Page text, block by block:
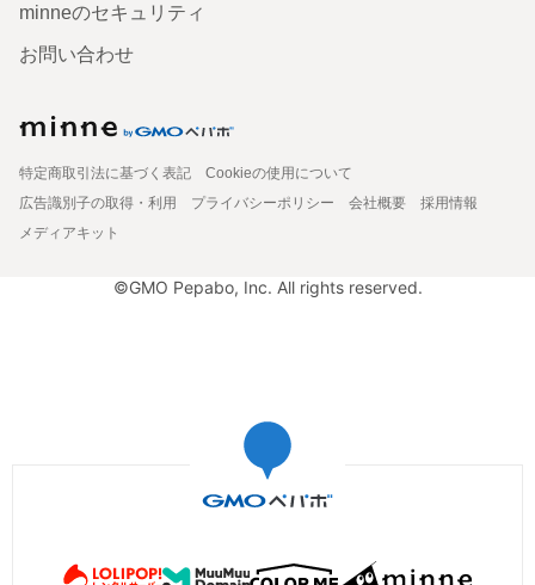
minneのセキュリティ
お問い合わせ
特定商取引法に基づく表記
Cookieの使用について
広告識別子の取得・利用
プライバシーポリシー 会社概要
採用情報
メディアキット
©GMO Pepabo, Inc. All rights reserved.